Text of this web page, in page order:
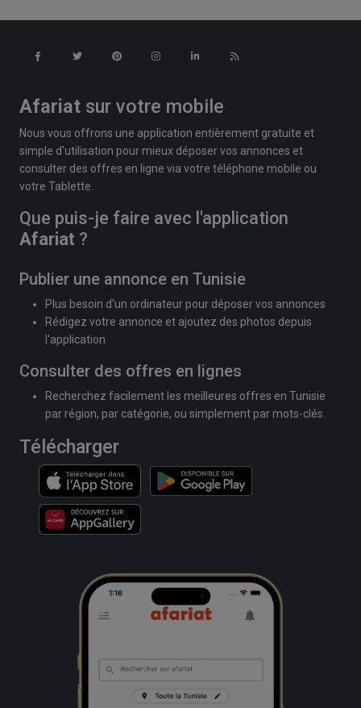
Afariat sur votre mobile
Nous vous offrons une application entièrement gratuite et
simple d'utilisation pour mieux déposer vos annonces et
consulter des offres en ligne via votre téléphone mobile ou
votre Tablette.
Que puis-je faire avec l'application
Afariat ?
Publier une annonce en Tunisie
Plus besoin d'un ordinateur pour déposer vos annonces
Rédigez votre annonce et ajoutez des photos depuis
l'application
Consulter des offres en lignes
Recherchez facilement les meilleures offres en Tunisie
par région, par catégorie, ou simplement par mots-clés.
Télécharger